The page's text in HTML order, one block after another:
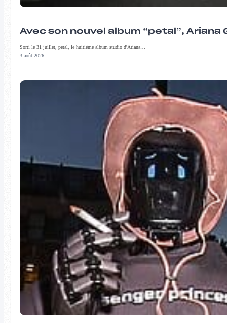
Avec son nouvel album “petal”,
Sorti le 31 juillet, petal, le huitième album studio d'Ariana…
3 août 2026